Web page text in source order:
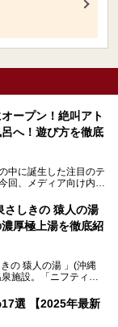
ープン！絶叫アト
へ！遊び方を徹底
中に誕生した注目のテ
回、メディア向け内覧
ろや料金、アクセス方
さしきの 猿人の湯
厚極上湯を徹底紹
の 猿人の湯 」(沖縄
施設。「ニフティ温
多くの常連客や温泉フ
選 【2025年最新